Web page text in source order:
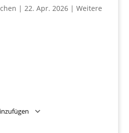
| 22. Apr. 2026| Weitere